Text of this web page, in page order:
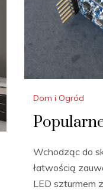
Dom i Ogród
Wchodząc do
łatwością
LED szturmem